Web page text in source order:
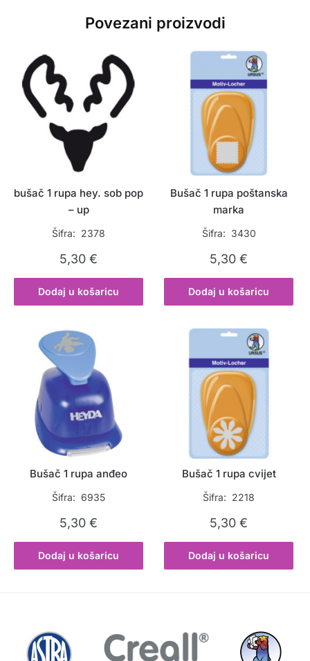
Povezani proizvodi
bušač 1 rupa hey. sob pop
– up
Šifra: 2378
5,30€
Dodaj u košaricu
Bušač 1 rupa poštanska
marka
Šifra: 3430
5,30€
Dodaj u košaricu
Bušač 1 rupa anđeo
Šifra: 6935
5,30€
Dodaj u košaricu
Bušač 1 rupa cvijet
Šifra: 2218
5,30€
Dodaj u košaricu